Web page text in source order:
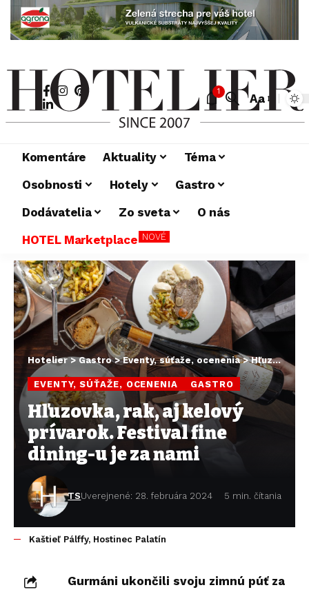
1
Aa
Komentáre Aktuality
Téma
Osobnosti
Hotely
Gastro
Dodávatelia
Zo sveta
O nás
HOTEL Marketplace NOVÉ
Hotelier>Gastro>Eventy, súťaže, ocenenia>Hľuzovka, rak, aj kelový prívarok. Festival fine dining-u je za nami
EVENTY, SÚŤAŽE, OCENENIA GASTRO
Hľuzovka, rak, aj kelový
prívarok. Festival fine
dining-u je za nami
TSUverejnené: 28. februára 2024 5 min. čítania
Kaštieľ Pálffy, Hostinec Palatín
Gurmáni ukončili svoju zimnú púť za